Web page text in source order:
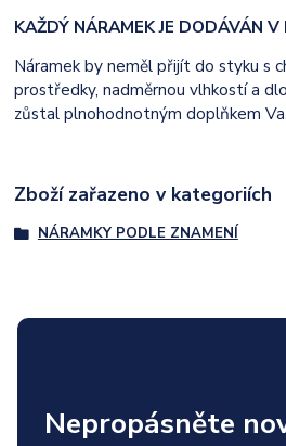
KAŽDÝ NÁRAMEK JE DODÁVÁN
Náramek by neměl přijít do styku s
prostředky, nadměrnou vlhkostí a
zůstal plnohodnotným doplňkem
Zboží zařazeno v kategoriích
NÁRAMKY PODLE ZNAMENÍ
Nepropásněte